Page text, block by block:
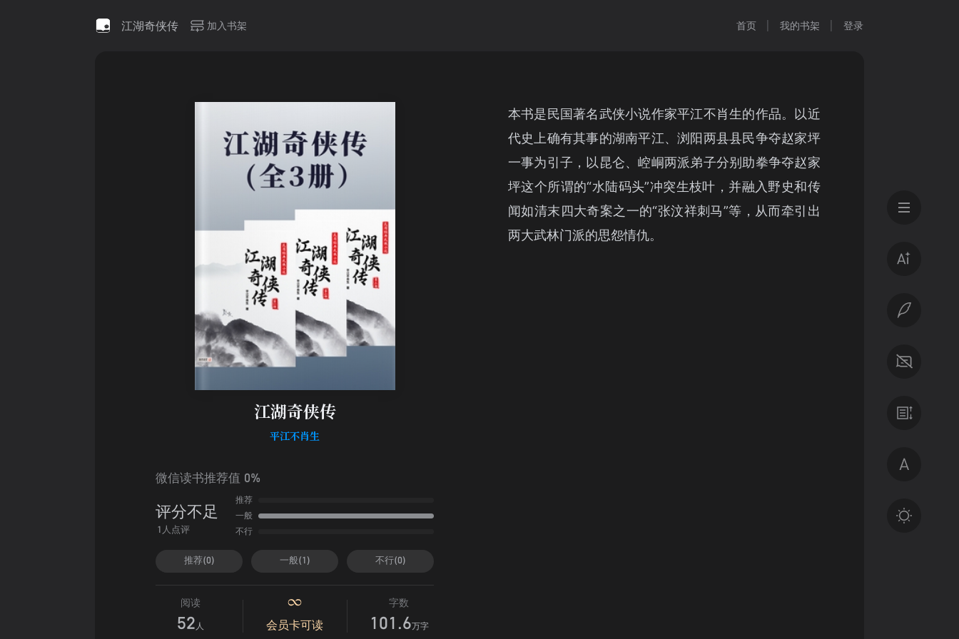
江湖奇侠传 加入书架 首页 我的书架 登录
江湖奇侠传
平江不肖生
微信读书推荐值 0%
评分不足
1人点评
推荐
一般
不行
推荐(0) 一般(1) 不行(0)
阅读
52 人 会员卡可读
字数
101.6万字
本书是民国著名武侠小说作家平江不肖生的作品。以近
代史上确有其事的湖南平江、浏阳两县县民争夺赵家坪
一事为引子，以昆仑、崆峒两派弟子分别助拳争夺赵家
坪这个所谓的“水陆码头”冲突生枝叶，并融入野史和传
闻如清末四大奇案之一的“张汶祥刺马”等，从而牵引出
两大武林门派的思怨情仇。